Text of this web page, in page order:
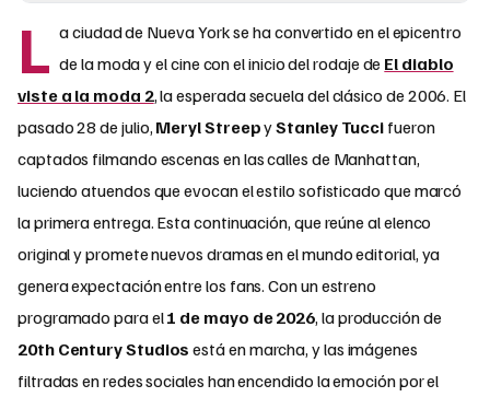
L a ciudad de Nueva York se ha convertido en el epicentro
de la moda y el cine con el inicio del rodaje de El diablo
viste a la moda 2, la esperada secuela del clásico de 2006. El
pasado 28 de julio, Meryl StreepyStanley Tucci fueron
captados filmando escenas en las calles de Manhattan,
luciendo atuendos que evocan el estilo sofisticado que marcó
la primera entrega. Esta continuación, que reúne al elenco
original y promete nuevos dramas en el mundo editorial, ya
genera expectación entre los fans. Con un estreno
programado para el1 de mayo de 2026, la producción de
20th Century Studios está en marcha, y las imágenes
filtradas en redes sociales han encendido la emoción por el